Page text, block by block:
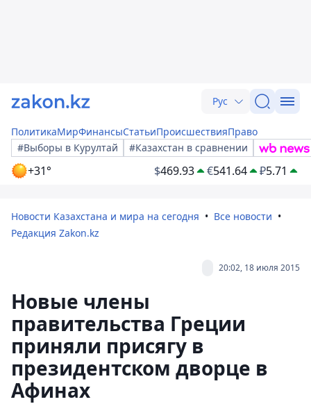
Рус
ПолитикаМирФинансыСтатьиПроисшествияПраво
#Выборы в Курултай
#Казахстан в сравнении
+31° $469.93 €541.64 ₽5.71
Новости Казахстана и мира на сегодня
Все новости
Редакция Zakon.kz
20:02, 18 июля 2015
Новые члены
правительства Греции
приняли присягу в
президентском дворце в
Афинах